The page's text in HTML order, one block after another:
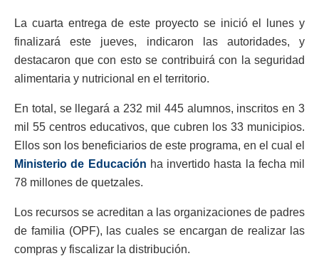
La cuarta entrega de este proyecto se inició el lunes y
finalizará este jueves, indicaron las autoridades, y
destacaron que con esto se contribuirá con la seguridad
alimentaria y nutricional en el territorio.
En total, se llegará a 232 mil 445 alumnos, inscritos en 3
mil 55 centros educativos, que cubren los 33 municipios.
Ellos son los beneficiarios de este programa, en el cual el
Ministerio de Educación ha invertido hasta la fecha mil
78 millones de quetzales.
Los recursos se acreditan a las organizaciones de padres
de familia (OPF), las cuales se encargan de realizar las
compras y fiscalizar la distribución.